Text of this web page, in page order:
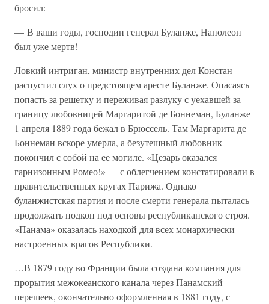
бросил:
— В ваши годы, господин генерал Буланже, Наполеон
был уже мертв!
Ловкий интриган, министр внутренних дел Констан
распустил слух о предстоящем аресте Буланже. Опасаясь
попасть за решетку и переживая разлуку с уехавшей за
границу любовницей Маргаритой де Боннеман, Буланже
1 апреля 1889 года бежал в Брюссель. Там Маргарита де
Боннеман вскоре умерла, а безутешный любовник
покончил с собой на ее могиле. «Цезарь оказался
гарнизонным Ромео!» — с облегчением констатировали в
правительственных кругах Парижа. Однако
буланжистская партия и после смерти генерала пыталась
продолжать подкоп под основы республиканского строя.
«Панама» оказалась находкой для всех монархически
настроенных врагов Республики.
…В 1879 году во Франции была создана компания для
прорытия межокеанского канала через Панамский
перешеек, окончательно оформленная в 1881 году, с